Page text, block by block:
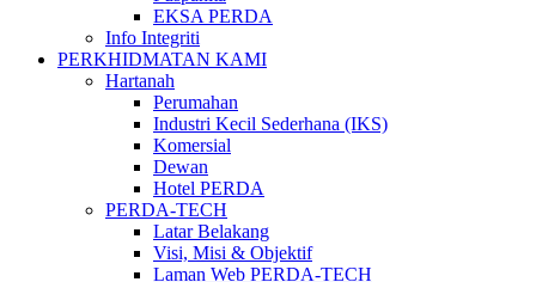
EKSA PERDA
Info Integriti
PERKHIDMATAN KAMI
Hartanah
Perumahan
Industri Kecil Sederhana (IKS)
Komersial
Dewan
Hotel PERDA
PERDA-TECH
Latar Belakang
Visi, Misi & Objektif
Laman Web PERDA-TECH